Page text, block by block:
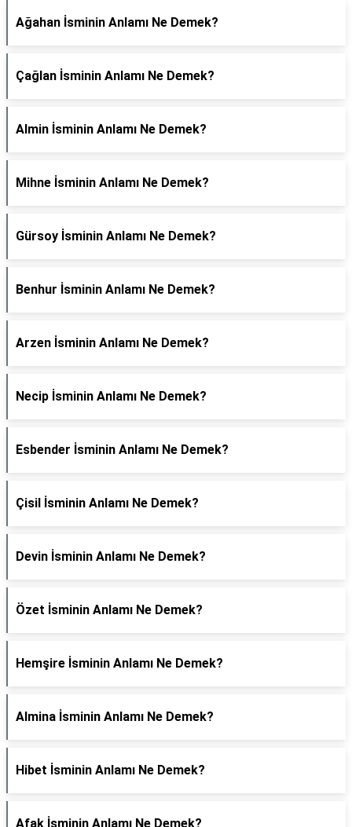
Ağahan İsminin Anlamı Ne Demek?
Çağlan İsminin Anlamı Ne Demek?
Almin İsminin Anlamı Ne Demek?
Mihne İsminin Anlamı Ne Demek?
Gürsoy İsminin Anlamı Ne Demek?
Benhur İsminin Anlamı Ne Demek?
Arzen İsminin Anlamı Ne Demek?
Necip İsminin Anlamı Ne Demek?
Esbender İsminin Anlamı Ne Demek?
Çisil İsminin Anlamı Ne Demek?
Devin İsminin Anlamı Ne Demek?
Özet İsminin Anlamı Ne Demek?
Hemşire İsminin Anlamı Ne Demek?
Almina İsminin Anlamı Ne Demek?
Hibet İsminin Anlamı Ne Demek?
Afak İsminin Anlamı Ne Demek?